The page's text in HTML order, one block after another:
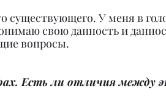
существующего. У меня в
свою данность и
вопросы.
Есть ли отличия между